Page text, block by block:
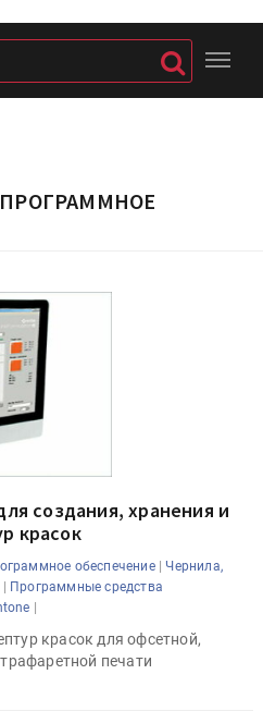
создания, хранения и
красок
обеспечение| Чернила,
| Программные средства
|
красок для офсетной,
печати